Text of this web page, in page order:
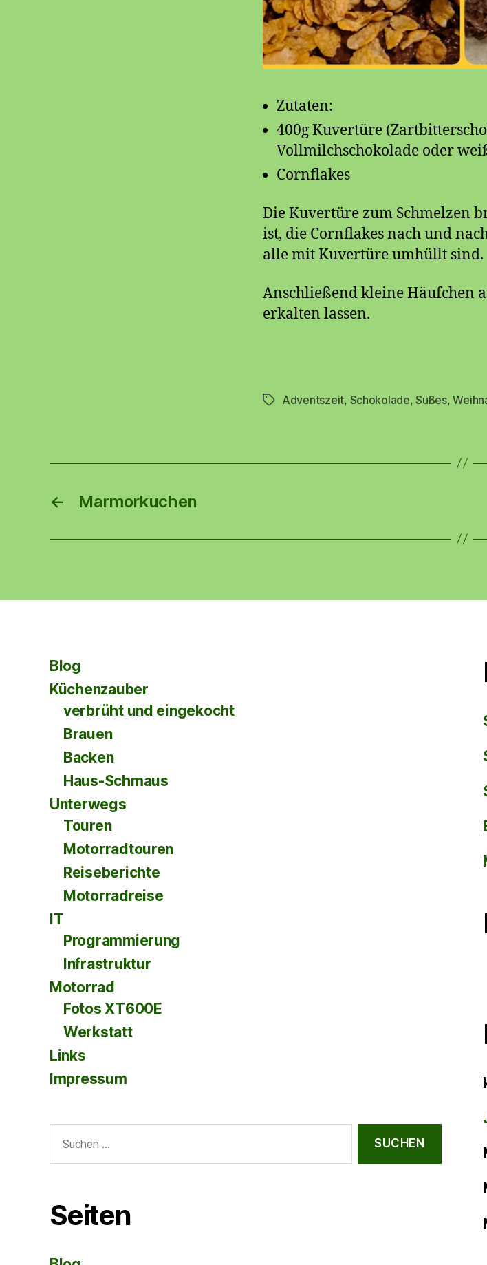
Zutaten:
400g Kuvertüre
Vollmilchschokolade oder
Cornflakes
Die Kuvertüre zum Schmelzen
ist, die Cornflakes nach und
alle mit Kuvertüre umhüllt sind.
Anschließend kleine Häufchen
erkalten lassen.
Schlagwörter
Adventszeit, Schokolade,Süßes,
← Marmorkuchen
Blog
Küchenzauber
verbrüht und eingekocht
Brauen
Backen
Haus-Schmaus
Unterwegs
Touren
Motorradtouren
Reiseberichte
Motorradreise
IT
Programmierung
Infrastruktur
Motorrad
Fotos XT600E
Werkstatt
Links
Impressum
nach:
Seiten